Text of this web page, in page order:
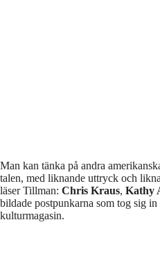
Man kan tänka på andra
talen, med liknande uttryck och
läser Tillman: Chris Kraus, Kathy
bildade postpunkarna som tog sig
kulturmagasin.